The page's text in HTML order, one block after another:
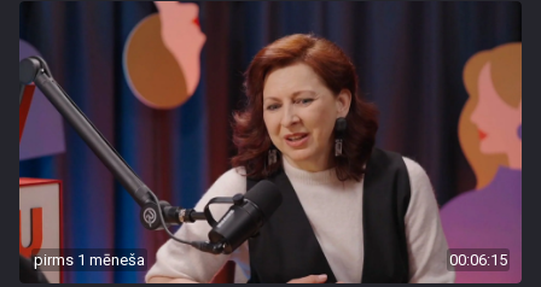
pirms 1 mēneša 00:06:15